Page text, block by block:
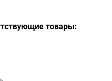
товары: